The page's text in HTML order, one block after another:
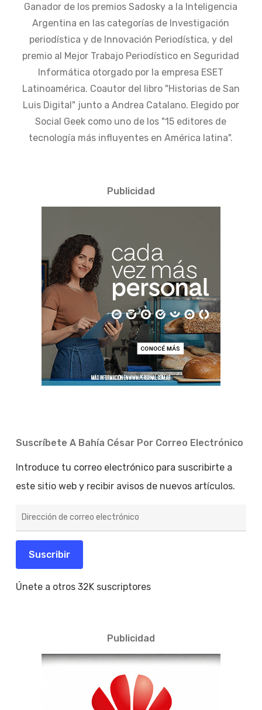
Ganador de los premios Sadosky a la Inteligencia
Argentina en las categorías de Investigación
periodística y de Innovación Periodística, y del
premio al Mejor Trabajo Periodístico en Seguridad
Informática otorgado por la empresa ESET
Latinoamérica. Coautor del libro "Historias de San
Luis Digital" junto a Andrea Catalano. Elegido por
Social Geek como uno de los "15 editores de
tecnología más influyentes en América latina".
Publicidad
Suscríbete A Bahía César Por Correo Electrónico
Introduce tu correo electrónico para suscribirte a
este sitio web y recibir avisos de nuevos artículos.
de
electrónico
Suscribir
Únete a otros 32K suscriptores
Publicidad